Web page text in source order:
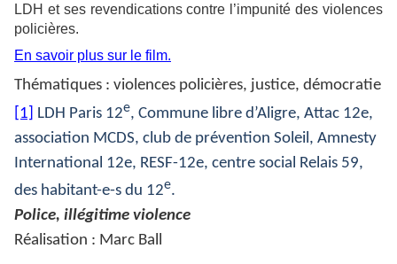
LDH et ses revendications contre l’impunité des violences
policières.
En savoir plus sur le film.
Thématiques : violences policières, justice, démocratie
[1]
LDH Paris 12e, Commune libre d’Aligre, Attac 12e,
association MCDS, club de prévention Soleil, Amnesty
International 12e, RESF-12e, centre social Relais 59,
des habitant-e-s du 12e.
Police, illégitime violence
Réalisation : Marc Ball